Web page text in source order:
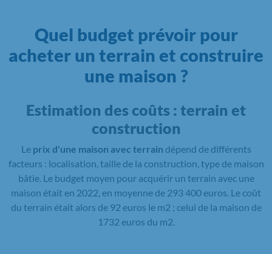
Quel budget prévoir pour
acheter un terrain et construire
une maison ?
Estimation des coûts : terrain et
construction
Le prix d'une maison avec terrain dépend de différents
facteurs : localisation, taille de la construction, type de maison
bâtie. Le budget moyen pour acquérir un terrain avec une
maison était en 2022, en moyenne de 293 400 euros. Le coût
du terrain était alors de 92 euros le m2 ; celui de la maison de
1732 euros du m2.